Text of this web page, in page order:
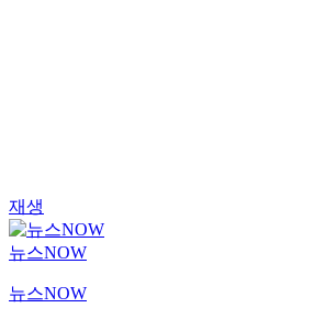
재생
뉴스NOW
뉴스NOW